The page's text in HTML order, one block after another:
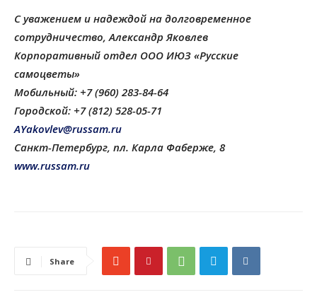
С уважением и надеждой на долговременное
сотрудничество, Александр Яковлев
Корпоративный отдел ООО ИЮЗ «Русские
самоцветы»
Мобильный: +7 (960) 283-84-64
Городской: +7 (812) 528-05-71
AYakovlev@russam.ru
Санкт-Петербург, пл. Карла Фаберже, 8
www.russam.ru
Share